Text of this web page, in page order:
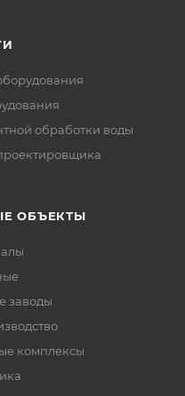
обработки воды
ОБЪЕКТЫ
заводы
комплексы